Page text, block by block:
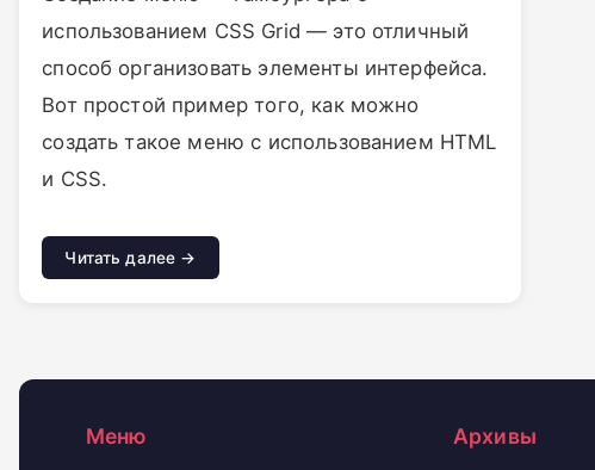
использованием CSS Grid — это отличный
способ организовать элементы интерфейса.
Вот простой пример того, как можно
создать такое меню с использованием HTML
и CSS.
Читать далее →
Меню Архивы